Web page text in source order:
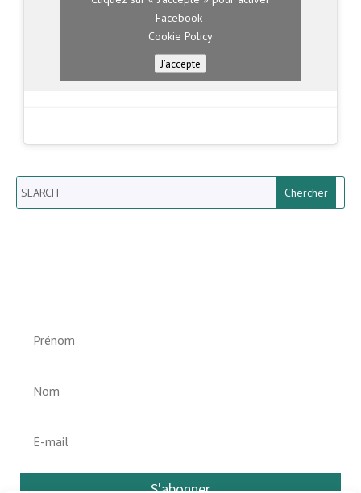
Facebook
Cookie Policy
J’accepte
Search
S'abonner